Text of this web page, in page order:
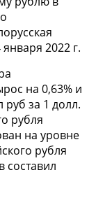
2022 г.
на 0,63% и
руб за 1 долл.
рубля
на уровне
рубля
составил